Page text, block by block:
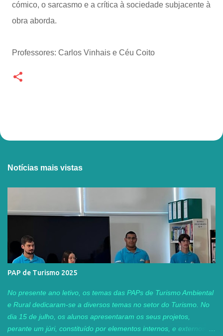
cómico, o sarcasmo e a crítica à sociedade subjacente à
obra aborda.
Professores: Carlos Vinhais e Céu Coito
Notícias mais vistas
PAP de Turismo 2025
No presente ano letivo, os temas das PAPs de Turismo Ambiental
e Rural dedicaram-se a diversos temas no setor do Turismo. No
dia 15 de julho, os alunos apresentaram os seus projetos,
perante um júri, constituído por elementos internos, e externos ao